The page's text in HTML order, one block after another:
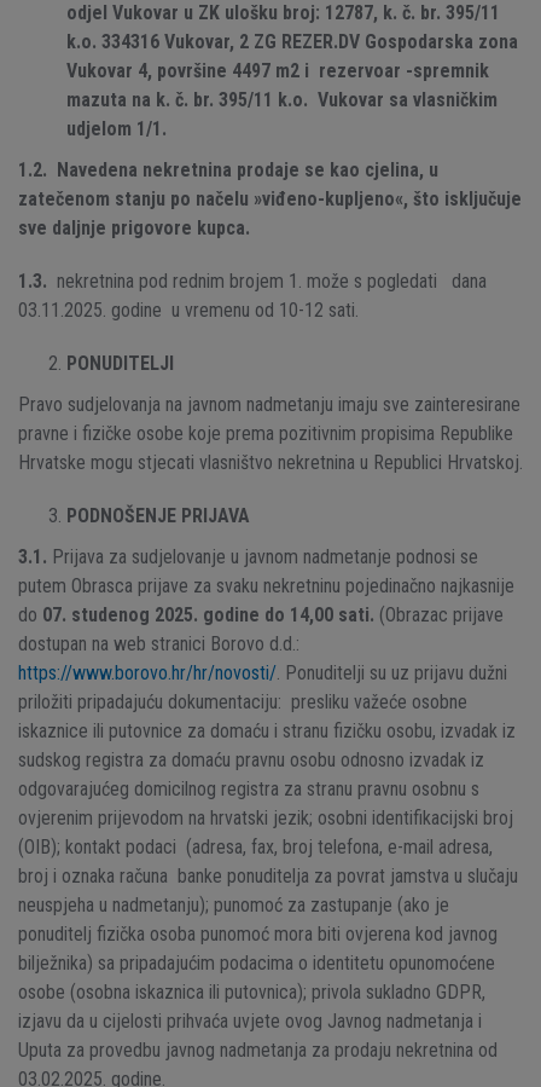
odjel Vukovar u ZK ulošku broj: 12787, k. č. br. 395/11
k.o. 334316 Vukovar, 2 ZG REZER.DV Gospodarska zona
Vukovar 4, površine 4497 m2 i rezervoar -spremnik
mazuta na k. č. br. 395/11 k.o. Vukovar sa vlasničkim
udjelom 1/1.
1.2. Navedena nekretnina prodaje se kao cjelina, u
zatečenom stanju po načelu »viđeno-kupljeno«, što isključuje
sve daljnje prigovore kupca.
1.3. nekretnina pod rednim brojem 1. može s pogledati dana
03.11.2025. godine u vremenu od 10-12 sati.
PONUDITELJI
Pravo sudjelovanja na javnom nadmetanju imaju sve zainteresirane
pravne i fizičke osobe koje prema pozitivnim propisima Republike
Hrvatske mogu stjecati vlasništvo nekretnina u Republici Hrvatskoj.
PODNOŠENJE PRIJAVA
3.1. Prijava za sudjelovanje u javnom nadmetanje podnosi se
putem Obrasca prijave za svaku nekretninu pojedinačno najkasnije
do 07. studenog 2025. godine do 14,00 sati. (Obrazac prijave
dostupan na web stranici Borovo d.d.:
https://www.borovo.hr/hr/novosti/. Ponuditelji su uz prijavu dužni
priložiti pripadajuću dokumentaciju: presliku važeće osobne
iskaznice ili putovnice za domaću i stranu fizičku osobu, izvadak iz
sudskog registra za domaću pravnu osobu odnosno izvadak iz
odgovarajućeg domicilnog registra za stranu pravnu osobnu s
ovjerenim prijevodom na hrvatski jezik; osobni identifikacijski broj
(OIB); kontakt podaci (adresa, fax, broj telefona, e-mail adresa,
broj i oznaka računa banke ponuditelja za povrat jamstva u slučaju
neuspjeha u nadmetanju); punomoć za zastupanje (ako je
ponuditelj fizička osoba punomoć mora biti ovjerena kod javnog
bilježnika) sa pripadajućim podacima o identitetu opunomoćene
osobe (osobna iskaznica ili putovnica); privola sukladno GDPR,
izjavu da u cijelosti prihvaća uvjete ovog Javnog nadmetanja i
Uputa za provedbu javnog nadmetanja za prodaju nekretnina od
03.02.2025. godine.